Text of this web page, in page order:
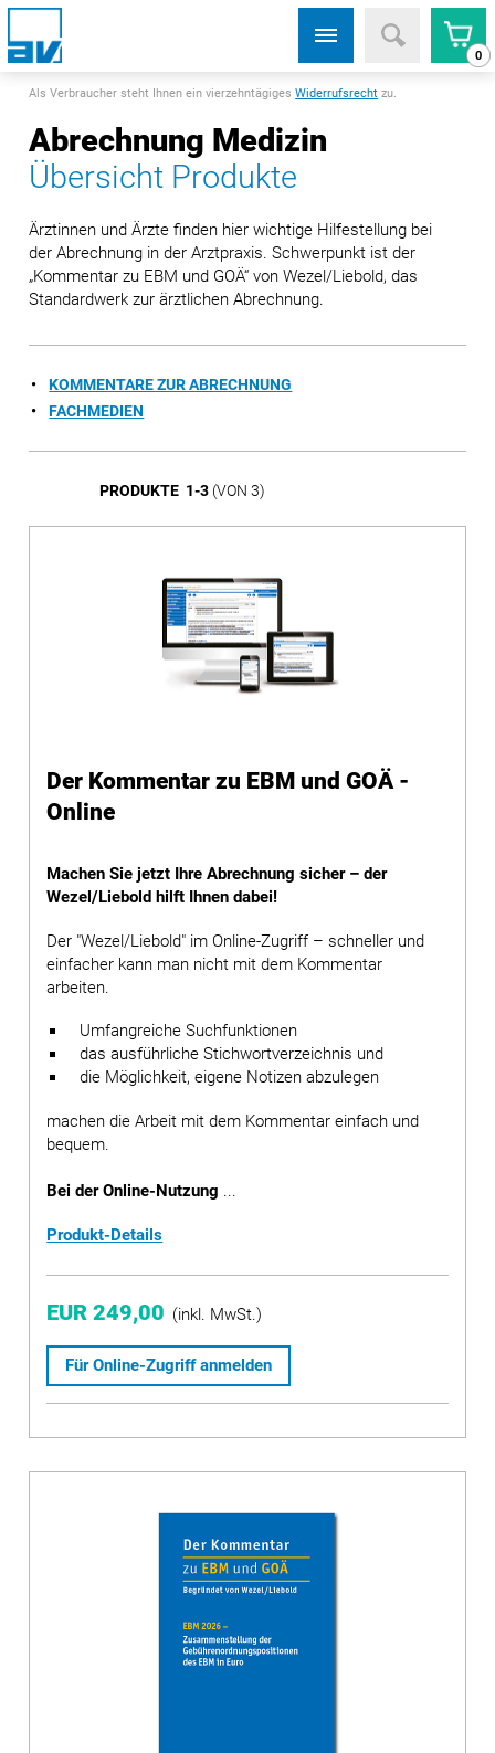
0
Als Verbraucher steht Ihnen ein vierzehntägigesWiderrufsrecht zu.
Abrechnung Medizin
Übersicht Produkte
Ärztinnen und Ärzte finden hier wichtige Hilfestellung bei
der Abrechnung in der Arztpraxis. Schwerpunkt ist der
„Kommentar zu EBM und GOÄ“ von Wezel/Liebold, das
Standardwerk zur ärztlichen Abrechnung.
KOMMENTARE ZUR ABRECHNUNG
FACHMEDIEN
PRODUKTE 1-3(VON 3)
Der Kommentar zu EBM und GOÄ -
Online
Machen Sie jetzt Ihre Abrechnung sicher – der
Wezel/Liebold hilft Ihnen dabei!
Der "Wezel/Liebold" im Online-Zugriff – schneller und
einfacher kann man nicht mit dem Kommentar
arbeiten.
Umfangreiche Suchfunktionen
das ausführliche Stichwortverzeichnis und
die Möglichkeit, eigene Notizen abzulegen
machen die Arbeit mit dem Kommentar einfach und
bequem.
Bei der Online-Nutzung ...
Produkt-Details
EUR 249,00 (inkl. MwSt.)
Für Online-Zugriff anmelden